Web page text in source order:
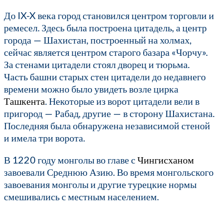
До IX-X века город становился центром торговли и
ремесел. Здесь была построена цитадель, а центр
города — Шахистан, построенный на холмах,
сейчас является центром старого базара «Чорчу».
За стенами цитадели стоял дворец и тюрьма.
Часть башни старых стен цитадели до недавнего
времени можно было увидеть возле цирка
Ташкента. Некоторые из ворот цитадели вели в
пригород — Рабад, другие — в сторону Шахистана.
Последняя была обнаружена независимой стеной
и имела три ворота.
В 1220 году монголы во главе с Чингисханом
завоевали Среднюю Азию. Во время монгольского
завоевания монголы и другие турецкие нормы
смешивались с местным населением.